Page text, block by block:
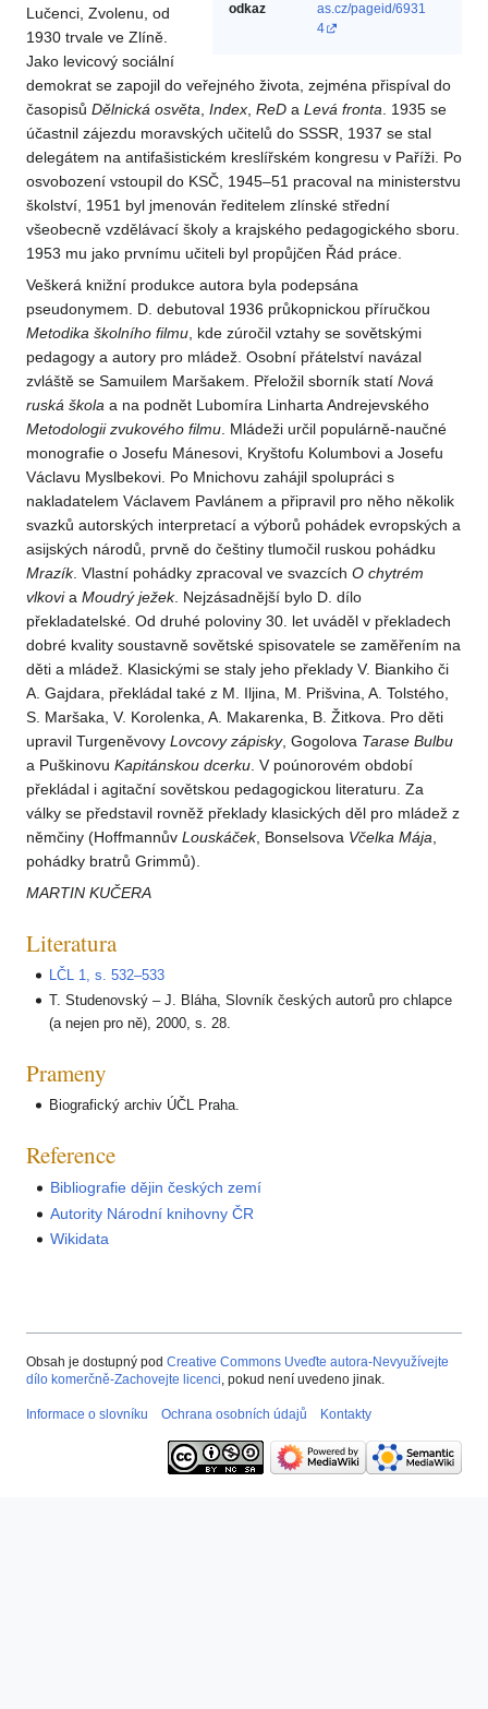
odkaz
as.cz/pageid/6931
4
Lučenci, Zvolenu, od
1930 trvale ve Zlíně.
Jako levicový sociální
demokrat se zapojil do veřejného života, zejména přispíval do
časopisů Dělnická osvěta Index ReD a Levá fronta . 1935 se
účastnil zájezdu moravských učitelů do SSSR, 1937 se stal
delegátem na antifašistickém kreslířském kongresu v Paříži. Po
osvobození vstoupil do KSČ, 1945–51 pracoval na ministerstvu
školství, 1951 byl jmenován ředitelem zlínské střední
všeobecně vzdělávací školy a krajského pedagogického sboru.
1953 mu jako prvnímu učiteli byl propůjčen Řád práce.
Veškerá knižní produkce autora byla podepsána
pseudonymem. D. debutoval 1936 průkopnickou příručkou
Metodika školního filmu , kde zúročil vztahy se sovětskými
pedagogy a autory pro mládež. Osobní přátelství navázal
zvláště se Samuilem Maršakem. Přeložil sborník statí Nová
ruská škola a na podnět Lubomíra Linharta Andrejevského
Metodologii zvukového filmu . Mládeži určil populárně-naučné
monografie o Josefu Mánesovi, Kryštofu Kolumbovi a Josefu
Václavu Myslbekovi. Po Mnichovu zahájil spolupráci s
nakladatelem Václavem Pavlánem a připravil pro něho několik
svazků autorských interpretací a výborů pohádek evropských a
asijských národů, prvně do češtiny tlumočil ruskou pohádku
Mrazík. Vlastní pohádky zpracoval ve svazcích O chytrém
vlkovia Moudrý ježek. Nejzásadnější bylo D. dílo
překladatelské. Od druhé poloviny 30. let uváděl v překladech
dobré kvality soustavně sovětské spisovatele se zaměřením na
děti a mládež. Klasickými se staly jeho překlady V. Biankiho či
A. Gajdara, překládal také z M. Iljina, M. Prišvina, A. Tolstého,
S. Maršaka, V. Korolenka, A. Makarenka, B. Žitkova. Pro děti
upravil Turgeněvovy Lovcovy zápisky, Gogolova Tarase Bulbu
a Puškinovu Kapitánskou dcerku . V poúnorovém období
překládal i agitační sovětskou pedagogickou literaturu. Za
války se představil rovněž překlady klasických děl pro mládež z
němčiny (Hoffmannův Louskáček, Bonselsova Včelka Mája
pohádky bratrů Grimmů).
MARTIN KUČERA
Literatura
LČL 1, s. 532–533
T. Studenovský – J. Bláha, Slovník českých autorů pro chlapce
(a nejen pro ně), 2000, s. 28.
Prameny
Biografický archiv ÚČL Praha.
Reference
Bibliografie dějin českých zemí
Autority Národní knihovny ČR
Wikidata
Obsah je dostupný pod Creative Commons Uveďte autora-Nevyužívejte
dílo komerčně-Zachovejte licenci, pokud není uvedeno jinak.
Informace o slovníku Ochrana osobních údajů Kontakty